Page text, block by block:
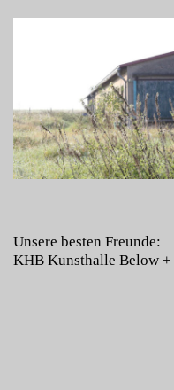
Unsere besten Freunde:
KHB Kunsthalle Below +